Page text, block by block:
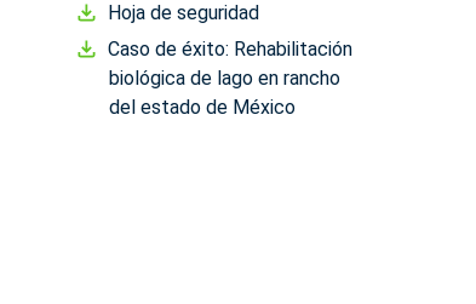
Hoja de seguridad
Caso de éxito: Rehabilitación
biológica de lago en rancho
del estado de México